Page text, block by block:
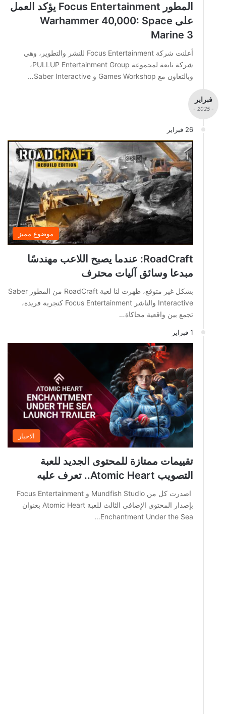
المطور Focus Entertainment يؤكد العمل
على Warhammer 40,000: Space
Marine 3
أعلنت شركة Focus Entertainment للنشر والتطوير، وهي
شركة تابعة لمجموعة PULLUP Entertainment Group،
وبالتعاون مع Games Workshop و Saber Interactive…
فبراير
- 2025 -
26 فبراير
موضوع مميز
RoadCraft: عندما يصبح اللاعب مهندسًا
مبدعا وسائق آليات محترف
بشكل غير متوقع، ظهرت لنا لعبة RoadCraft من المطور Saber
Interactive والناشر Focus Entertainment كتجربة فريدة،
تجمع بين واقعية محاكاة…
1 فبراير
الاخبار
تقييمات ممتازة للمحتوى الجديد للعبة
التصويب Atomic Heart.. تعرف عليه
اصدرت كل من Mundfish Studio و Focus Entertainment
بإصدار المحتوى الإضافي الثالث للعبة Atomic Heart بعنوان
Enchantment Under the Sea…